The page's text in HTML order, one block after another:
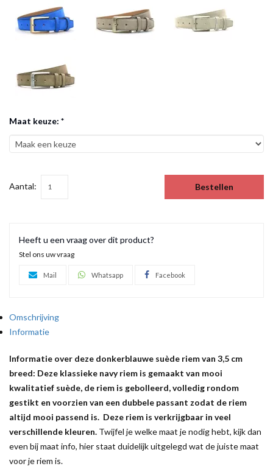
Maat keuze: *
Aantal: Bestellen
Heeft u een vraag over dit product?
Stel ons uw vraag
Mail Whatsapp Facebook
Omschrijving
Informatie
Informatie over deze donkerblauwe suède riem van 3,5 cm
breed: Deze klassieke navy riem is gemaakt van mooi
kwalitatief suède, de riem is gebolleerd, volledig rondom
gestikt en voorzien van een dubbele passant zodat de riem
altijd mooi passend is. Deze riem is verkrijgbaar in veel
verschillende kleuren. Twijfel je welke maat je nodig hebt, kijk dan
even bij maat info, hier staat duidelijk uitgelegd wat de juiste maat
voor je riem is.